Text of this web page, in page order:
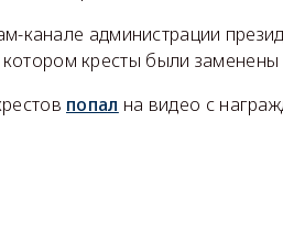
канале администрации
кресты были
попал на видео с